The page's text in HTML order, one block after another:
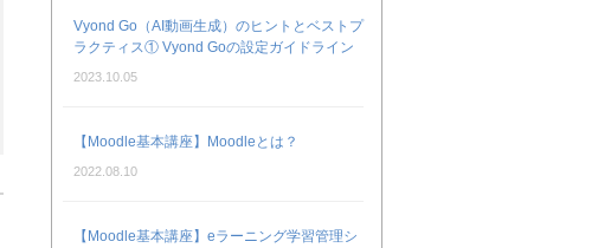
Vyond Go（AI動画生成）のヒントとベストプ
ラクティス① Vyond Goの設定ガイドライン
2023.10.05
【Moodle基本講座】Moodleとは？
2022.08.10
【Moodle基本講座】eラーニング学習管理シ